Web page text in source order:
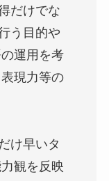
だけでな
う目的や
運用を考
現力等の
け早いタ
観を反映